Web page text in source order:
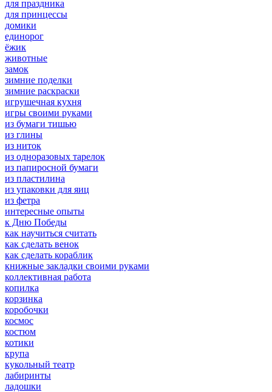
для праздника
для принцессы
домики
единорог
ёжик
животные
замок
зимние поделки
зимние раскраски
игрушечная кухня
игры своими руками
из бумаги тишью
из глины
из ниток
из одноразовых тарелок
из папиросной бумаги
из пластилина
из упаковки для яиц
из фетра
интересные опыты
к Дню Победы
как научиться считать
как сделать венок
как сделать кораблик
книжные закладки своими руками
коллективная работа
копилка
корзинка
коробочки
космос
костюм
котики
крупа
кукольный театр
лабиринты
ладошки